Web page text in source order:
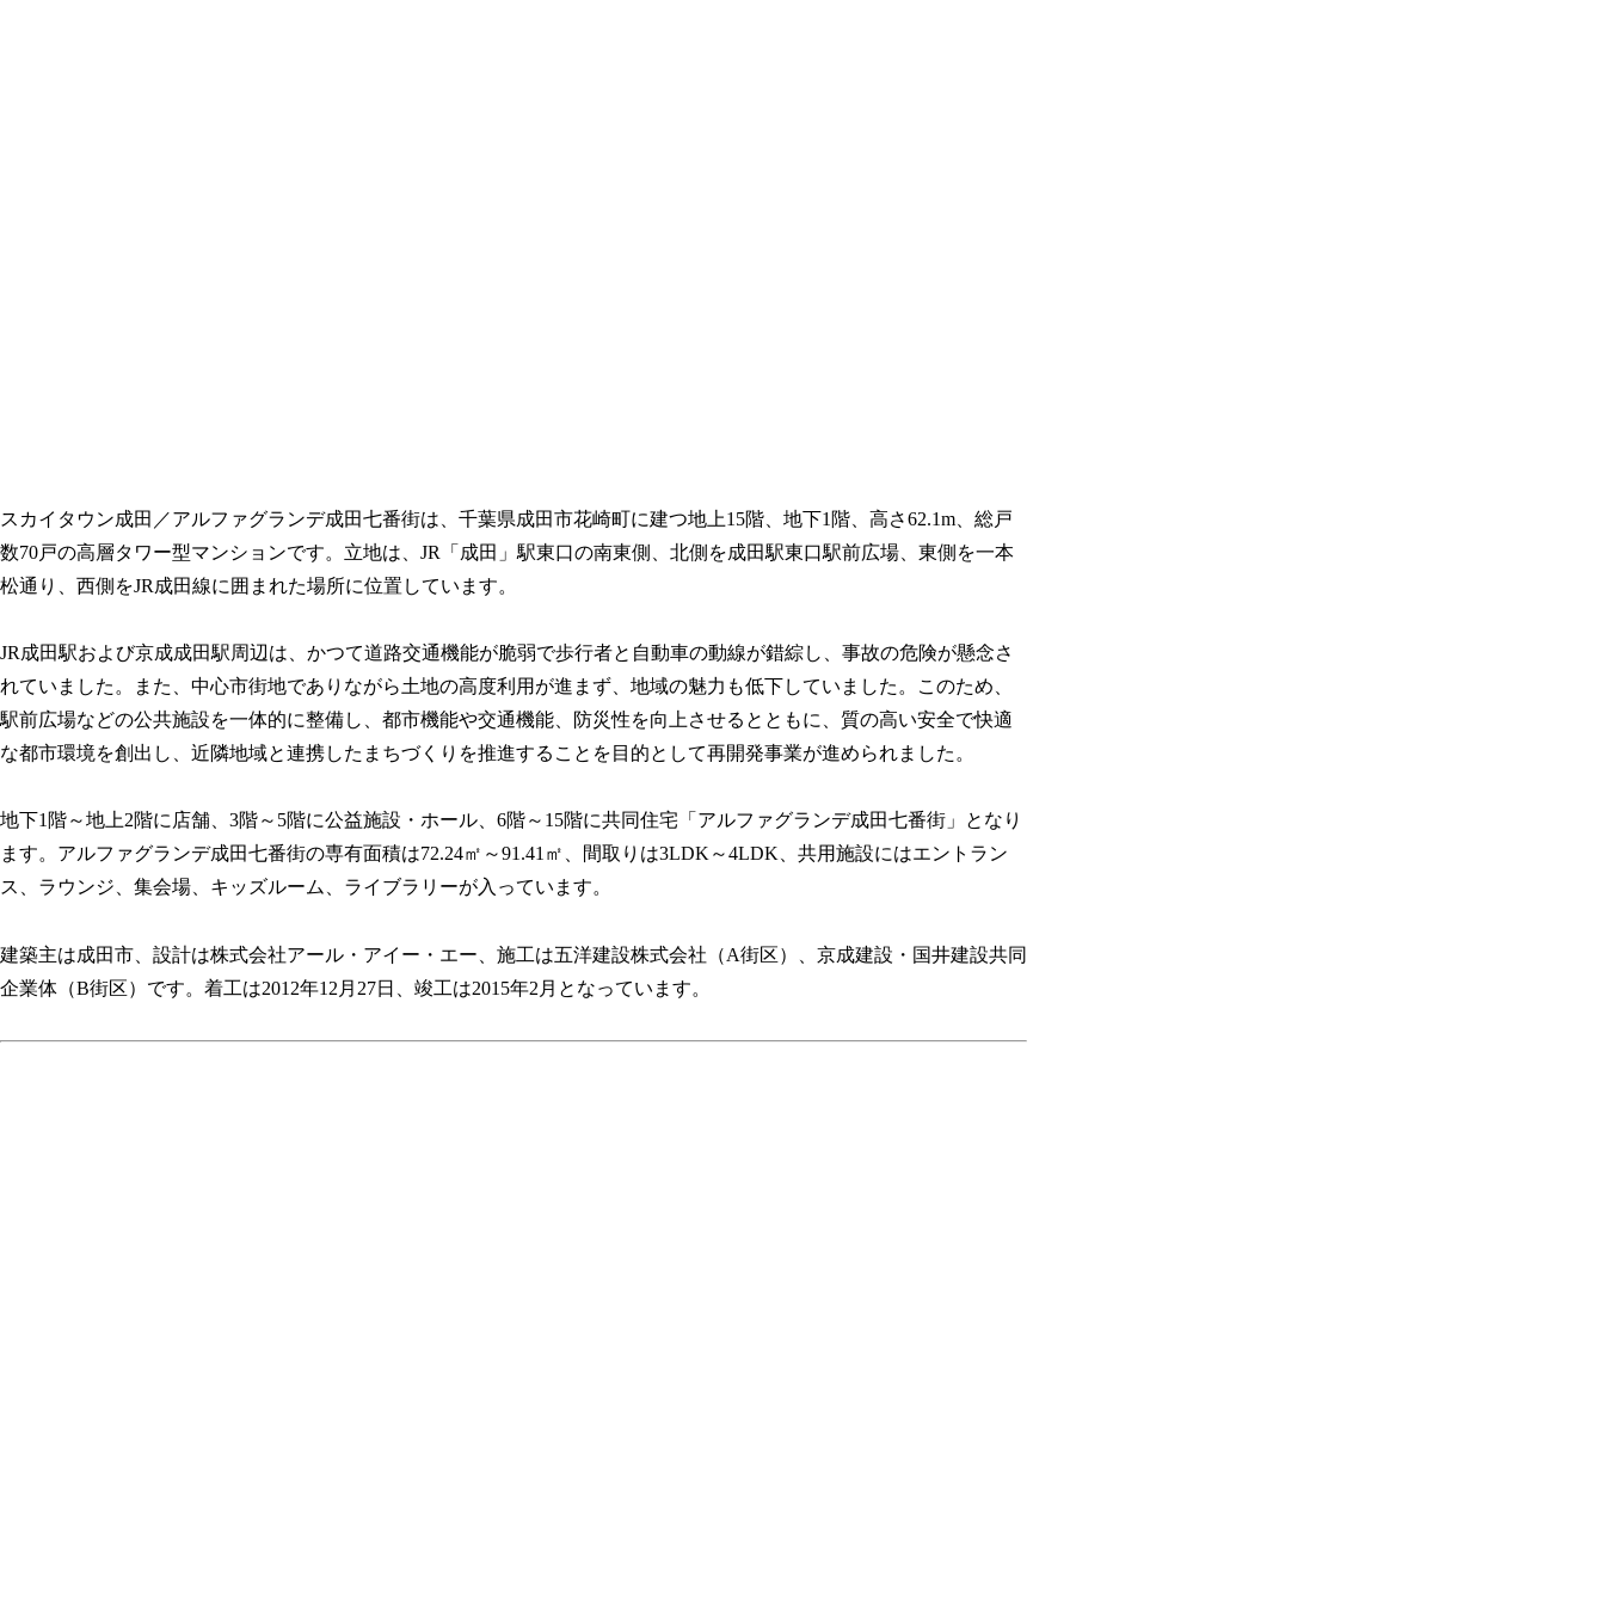
スカイタウン成田／アルファグランデ成田七番街は、千葉県成田市花崎町に建つ地上15階、地下1階、高さ62.1m、総戸
数70戸の高層タワー型マンションです。立地は、JR「成田」駅東口の南東側、北側を成田駅東口駅前広場、東側を一本
松通り、西側をJR成田線に囲まれた場所に位置しています。
JR成田駅および京成成田駅周辺は、かつて道路交通機能が脆弱で歩行者と自動車の動線が錯綜し、事故の危険が懸念さ
れていました。また、中心市街地でありながら土地の高度利用が進まず、地域の魅力も低下していました。このため、
駅前広場などの公共施設を一体的に整備し、都市機能や交通機能、防災性を向上させるとともに、質の高い安全で快適
な都市環境を創出し、近隣地域と連携したまちづくりを推進することを目的として再開発事業が進められました。
地下1階～地上2階に店舗、3階～5階に公益施設・ホール、6階～15階に共同住宅「アルファグランデ成田七番街」となり
ます。アルファグランデ成田七番街の専有面積は72.24㎡～91.41㎡、間取りは3LDK～4LDK、共用施設にはエントラン
ス、ラウンジ、集会場、キッズルーム、ライブラリーが入っています。
建築主は成田市、設計は株式会社アール・アイー・エー、施工は五洋建設株式会社（A街区）、京成建設・国井建設共同
企業体（B街区）です。着工は2012年12月27日、竣工は2015年2月となっています。